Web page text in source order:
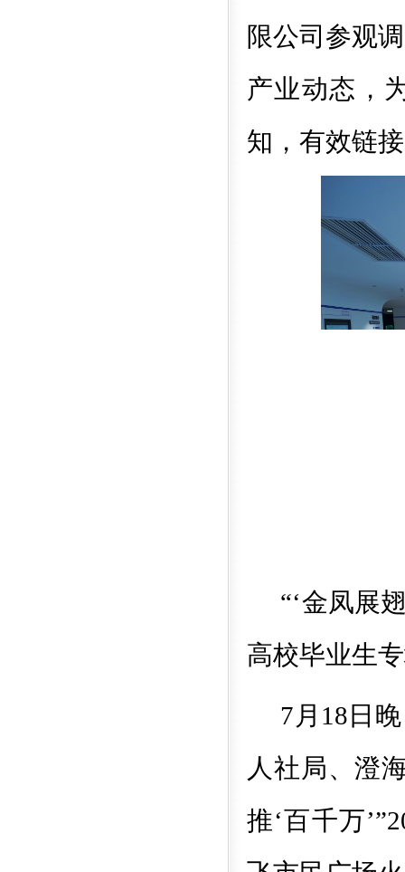
限公司参观
产业动态，
知，有效链
“‘金凤展
高校毕业生
7 月 18 日
人社局、澄
推‘百千万’”